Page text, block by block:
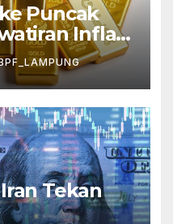
Puncak
Inflasi
Tekan